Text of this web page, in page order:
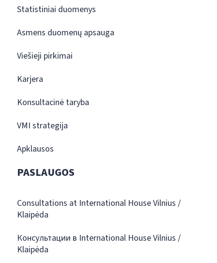
Statistiniai duomenys
Asmens duomenų apsauga
Viešieji pirkimai
Karjera
Konsultacinė taryba
VMI strategija
Apklausos
PASLAUGOS
Consultations at International House Vilnius /
Klaipėda
Консультации в International House Vilnius /
Klaipėda